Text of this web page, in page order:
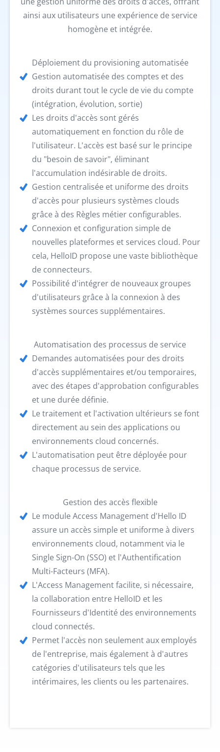
ainsi aux utilisateurs une expérience de service
homogène et intégrée.
Déploiement du provisioning automatisée
Gestion automatisée des comptes et des
droits durant tout le cycle de vie du compte
(intégration, évolution, sortie)
Les droits d'accès sont gérés
automatiquement en fonction du rôle de
l'utilisateur. L'accès est basé sur le principe
du "besoin de savoir", éliminant
l'accumulation indésirable de droits.
Gestion centralisée et uniforme des droits
d'accès pour plusieurs systèmes clouds
grâce à des Règles métier configurables.
Connexion et configuration simple de
nouvelles plateformes et services cloud. Pour
cela, HelloID propose une vaste bibliothèque
de connecteurs.
Possibilité d'intégrer de nouveaux groupes
d'utilisateurs grâce à la connexion à des
systèmes sources supplémentaires.
Automatisation des processus de service
Demandes automatisées pour des droits
d'accès supplémentaires et/ou temporaires,
avec des étapes d'approbation configurables
et une durée définie.
Le traitement et l'activation ultérieurs se font
directement au sein des applications ou
environnements cloud concernés.
L'automatisation peut être déployée pour
chaque processus de service.
Gestion des accès flexible
Le module Access Management d'Hello ID
assure un accès simple et uniforme à divers
environnements cloud, notamment via le
Single Sign-On (SSO) et l'Authentification
Multi-Facteurs (MFA).
L'Access Management facilite, si nécessaire,
la collaboration entre HelloID et les
Fournisseurs d'Identité des environnements
cloud connectés.
Permet l'accès non seulement aux employés
de l'entreprise, mais également à d'autres
catégories d'utilisateurs tels que les
intérimaires, les clients ou les partenaires.